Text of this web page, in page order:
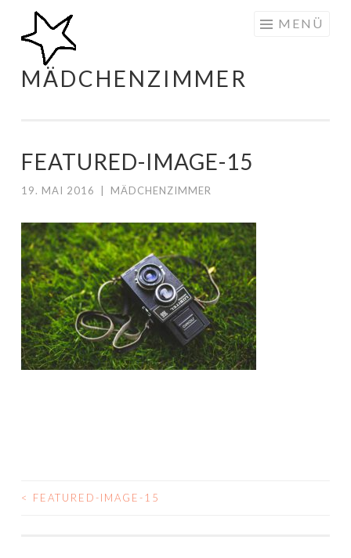
Zum
Inhalt
springen
MÄDCHENZIMMER
MENÜ
FEATURED-IMAGE-15
19. MAI 2016 MÄDCHENZIMMER
BEITRAGSNAVIGATION
< FEATURED-IMAGE-15